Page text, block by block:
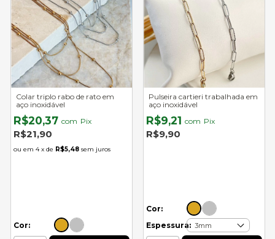
Colar triplo rabo de rato em
aço inoxidável
R$20,37 com Pix
R$21,90
4 x de R$5,48 sem juros
Cor:
Pulseira cartieri trabalhada em
aço inoxidável
R$9,21 com Pix
R$9,90
Cor:
Espessura: